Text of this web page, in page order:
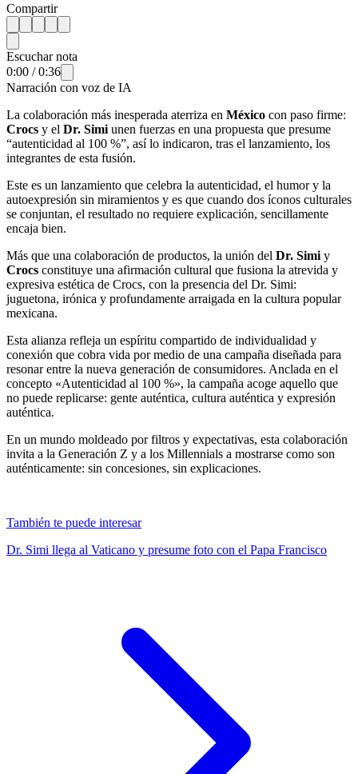
Compartir
Escuchar nota
0:00 /0:36
Narración con voz de IA
La colaboración más inesperada aterriza en México con paso firme:
Crocs y el Dr. Simi unen fuerzas en una propuesta que presume
“autenticidad al 100 %”, así lo indicaron, tras el lanzamiento, los
integrantes de esta fusión.
Este es un lanzamiento que celebra la autenticidad, el humor y la
autoexpresión sin miramientos y es que cuando dos íconos culturales
se conjuntan, el resultado no requiere explicación, sencillamente
encaja bien.
Más que una colaboración de productos, la unión del Dr. Simi y
Crocs constituye una afirmación cultural que fusiona la atrevida y
expresiva estética de Crocs, con la presencia del Dr. Simi:
juguetona, irónica y profundamente arraigada en la cultura popular
mexicana.
Esta alianza refleja un espíritu compartido de individualidad y
conexión que cobra vida por medio de una campaña diseñada para
resonar entre la nueva generación de consumidores. Anclada en el
concepto «Autenticidad al 100 %», la campaña acoge aquello que
no puede replicarse: gente auténtica, cultura auténtica y expresión
auténtica.
En un mundo moldeado por filtros y expectativas, esta colaboración
invita a la Generación Z y a los Millennials a mostrarse como son
auténticamente: sin concesiones, sin explicaciones.
También te puede interesar
Dr. Simi llega al Vaticano y presume foto con el Papa Francisco